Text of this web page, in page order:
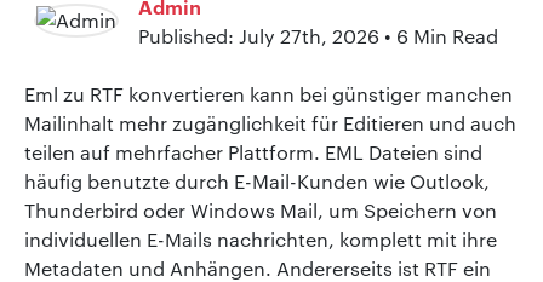
Admin
Published: July 27th, 2026 • 6 Min Read
Eml zu RTF konvertieren kann bei günstiger manchen
Mailinhalt mehr zugänglichkeit für Editieren und auch
teilen auf mehrfacher Plattform. EML Dateien sind
häufig benutzte durch E-Mail-Kunden wie Outlook,
Thunderbird oder Windows Mail, um Speichern von
individuellen E-Mails nachrichten, komplett mit ihre
Metadaten und Anhängen. Andererseits ist RTF ein